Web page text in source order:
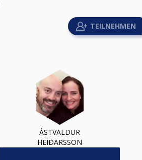
ÁSTVALDUR
HEIÐARSSON